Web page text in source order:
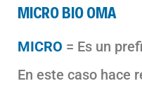
MICRO BIO OMA
MICRO = Es un
En este caso hace